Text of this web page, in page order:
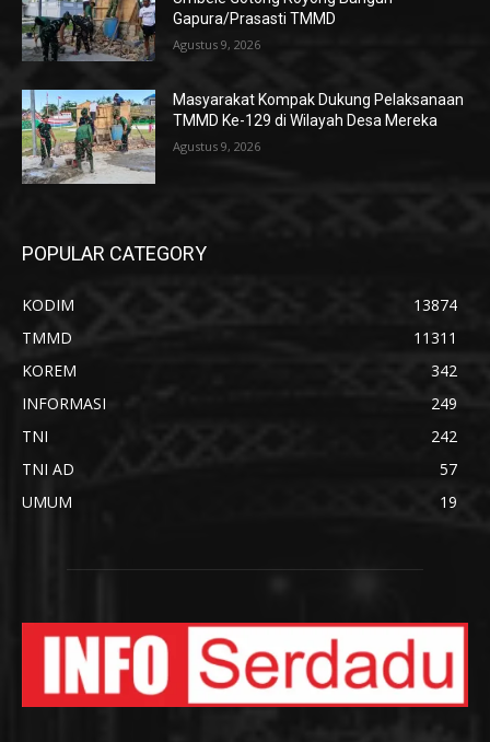
Gapura/Prasasti TMMD
Agustus 9, 2026
Masyarakat Kompak Dukung Pelaksanaan
TMMD Ke-129 di Wilayah Desa Mereka
Agustus 9, 2026
POPULAR CATEGORY
KODIM
13874
TMMD
11311
KOREM
342
INFORMASI
249
TNI
242
TNI AD
57
UMUM
19